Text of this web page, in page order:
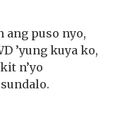
ang puso nyo,
’yung kuya ko,
n’yo